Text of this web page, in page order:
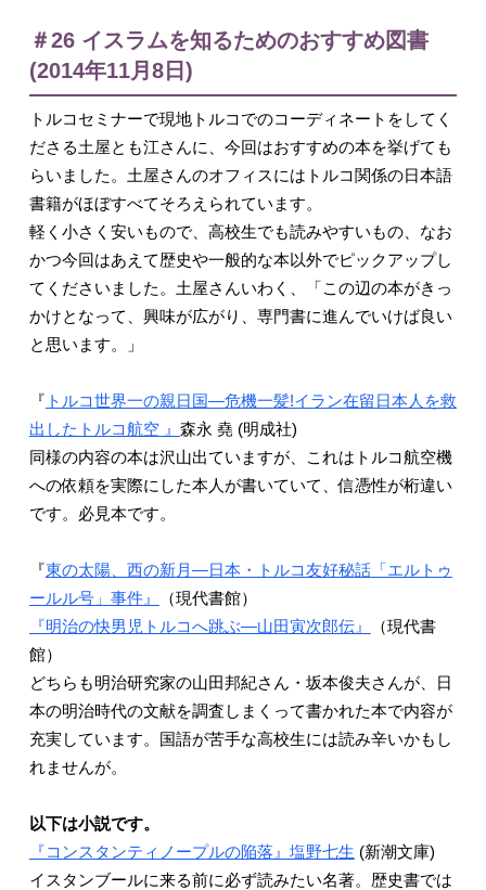
＃26 イスラムを知るためのおすすめ図書
(2014年11月8日)
トルコセミナーで現地トルコでのコーディネートをしてく
ださる土屋とも江さんに、今回はおすすめの本を挙げても
らいました。土屋さんのオフィスにはトルコ関係の日本語
書籍がほぼすべてそろえられています。
軽く小さく安いもので、高校生でも読みやすいもの、なお
かつ今回はあえて歴史や一般的な本以外でピックアップし
てくださいました。土屋さんいわく、「この辺の本がきっ
かけとなって、興味が広がり、専門書に進んでいけば良い
と思います。」
『 トルコ世界一の親日国―危機一髪!イラン在留日本人を救
出したトルコ航空 』 森永 堯 (明成社)
同様の内容の本は沢山出ていますが、これはトルコ航空機
への依頼を実際にした本人が書いていて、信憑性が桁違い
です。必見本です。
『東の太陽、西の新月―日本・トルコ友好秘話「エルトゥ
ールル号」事件』
（現代書館）
『明治の快男児トルコへ跳ぶ―山田寅次郎伝』
（現代書
館）
どちらも明治研究家の山田邦紀さん・坂本俊夫さんが、日
本の明治時代の文献を調査しまくって書かれた本で内容が
充実しています。国語が苦手な高校生には読み辛いかもし
れませんが。
以下は小説です。
『コンスタンティノープルの陥落』塩野七生 (新潮文庫)
イスタンブールに来る前に必ず読みたい名著。歴史書では